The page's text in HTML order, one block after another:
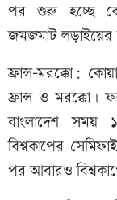
পর শুরু হচ্ছে
জমজমাট লড়াইয়ের
ফ্রান্স–মরক্কো:
ফ্রান্স ও মরক্কো।
বাংলাদেশ সময়
বিশ্বকাপের
পর আবারও